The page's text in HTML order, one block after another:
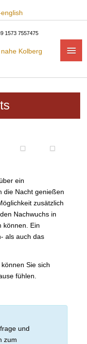
1573 7557475
ein
die Nacht genießen
zusätzlich
Nachwuchs in
können. Ein
als auch das
Sie sich
fühlen.
und
zum